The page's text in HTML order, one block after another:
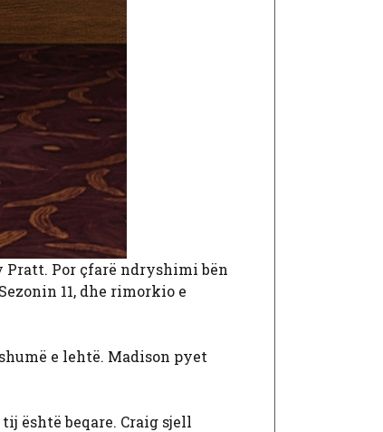
Pratt. Por çfarë ndryshimi bën
11, dhe rimorkio e
e lehtë. Madison pyet
është beqare. Craig sjell